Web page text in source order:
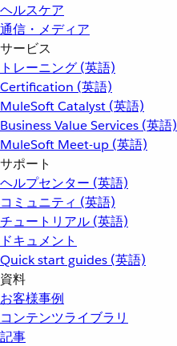
ヘルスケア
通信・メディア
サービス
トレーニング (英語)
Certification (英語)
MuleSoft Catalyst (英語)
Business Value Services (英語)
MuleSoft Meet-up (英語)
サポート
ヘルプセンター (英語)
コミュニティ (英語)
チュートリアル (英語)
ドキュメント
Quick start guides (英語)
資料
お客様事例
コンテンツライブラリ
記事